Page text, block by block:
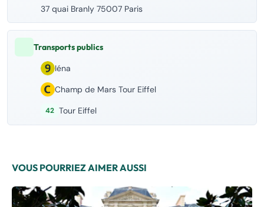
37 quai Branly 75007 Paris
Transports publics
Iéna
Champ de Mars Tour Eiffel
42 Tour Eiffel
VOUS POURRIEZ AIMER AUSSI